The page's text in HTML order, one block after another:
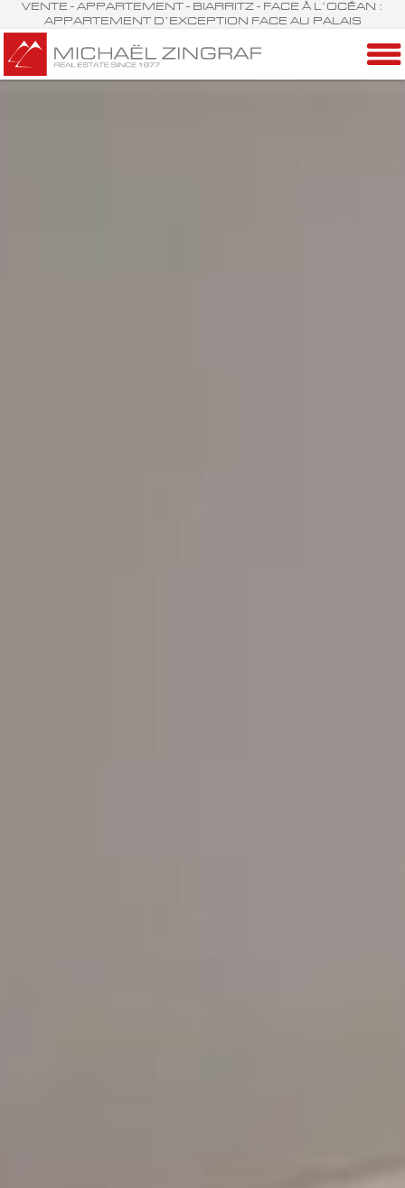
VENTE - APPARTEMENT - BIARRITZ - FACE À L’OCÉAN :
APPARTEMENT D’EXCEPTION FACE AU PALAIS